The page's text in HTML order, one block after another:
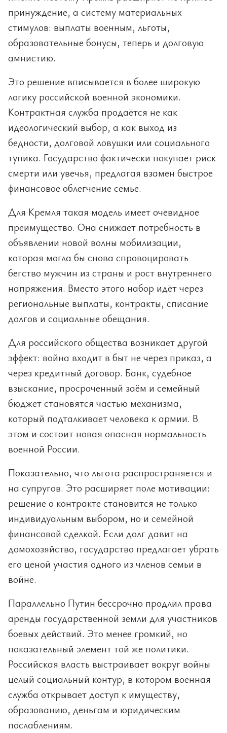
принуждение, а систему материальных
стимулов: выплаты военным, льготы,
образовательные бонусы, теперь и долговую
амнистию.
Это решение вписывается в более широкую
логику российской военной экономики.
Контрактная служба продаётся не как
идеологический выбор, а как выход из
бедности, долговой ловушки или социального
тупика. Государство фактически покупает риск
смерти или увечья, предлагая взамен быстрое
финансовое облегчение семье.
Для Кремля такая модель имеет очевидное
преимущество. Она снижает потребность в
объявлении новой волны мобилизации,
которая могла бы снова спровоцировать
бегство мужчин из страны и рост внутреннего
напряжения. Вместо этого набор идёт через
региональные выплаты, контракты, списание
долгов и социальные обещания.
Для российского общества возникает другой
эффект: война входит в быт не через приказ, а
через кредитный договор. Банк, судебное
взыскание, просроченный заём и семейный
бюджет становятся частью механизма,
который подталкивает человека к армии. В
этом и состоит новая опасная нормальность
военной России.
Показательно, что льгота распространяется и
на супругов. Это расширяет поле мотивации:
решение о контракте становится не только
индивидуальным выбором, но и семейной
финансовой сделкой. Если долг давит на
домохозяйство, государство предлагает убрать
его ценой участия одного из членов семьи в
войне.
Параллельно Путин бессрочно продлил права
аренды государственной земли для участников
боевых действий. Это менее громкий, но
показательный элемент той же политики.
Российская власть выстраивает вокруг войны
целый социальный контур, в котором военная
служба открывает доступ к имуществу,
образованию, деньгам и юридическим
послаблениям.